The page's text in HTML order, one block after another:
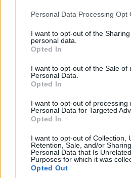
Please note that this website/app
not limited to your visit or usage
grant or deny consent to Google
use your data for below specified
consent section.
Personal Data Processing Opt
I want to opt-out of the
personal data.
Opted In
I want to opt-out of the Sale of
Personal Data.
Opted In
I want to opt-out of processing
Personal Data for Targeted
Opted In
I want to opt-out of Collection,
Retention, Sale, and/or
Personal Data that Is
Purposes for which it was
Opted Out
lehetne - pl. a Marvel filmek
napja Harrison Ford a
vendégeskedett, ahol is
a tökéletes Fiatalúr. Ford
volna a választ, a következőt
"Senki más nem lesz
értitek? Én vagyok
meg egyenesen szörnyű
Chris Pine legyen ő, már